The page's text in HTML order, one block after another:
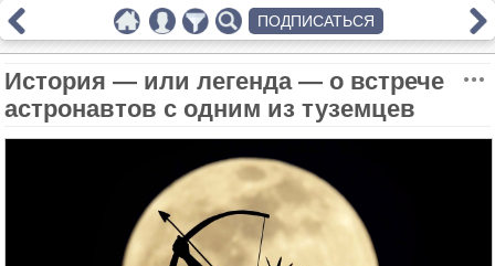
История — или легенда — о встрече
астронавтов с одним из туземцев
ПОДПИСАТЬСЯ